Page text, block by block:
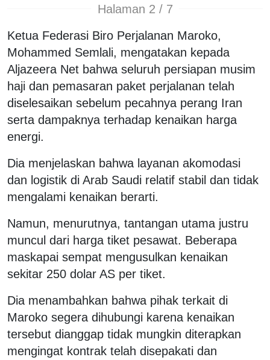
Halaman 2 / 7
Ketua Federasi Biro Perjalanan Maroko,
Mohammed Semlali, mengatakan kepada
Aljazeera Net bahwa seluruh persiapan musim
haji dan pemasaran paket perjalanan telah
diselesaikan sebelum pecahnya perang Iran
serta dampaknya terhadap kenaikan harga
energi.
Dia menjelaskan bahwa layanan akomodasi
dan logistik di Arab Saudi relatif stabil dan tidak
mengalami kenaikan berarti.
Namun, menurutnya, tantangan utama justru
muncul dari harga tiket pesawat. Beberapa
maskapai sempat mengusulkan kenaikan
sekitar 250 dolar AS per tiket.
Dia menambahkan bahwa pihak terkait di
Maroko segera dihubungi karena kenaikan
tersebut dianggap tidak mungkin diterapkan
mengingat kontrak telah disepakati dan